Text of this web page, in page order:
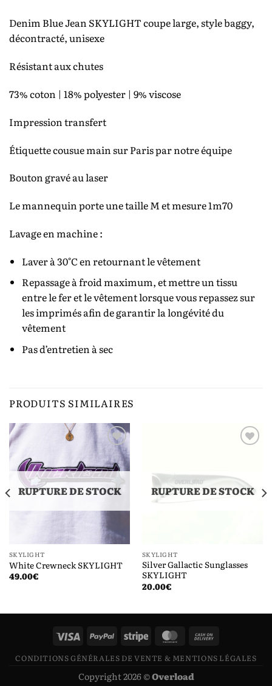
Denim Blue Jean SKYLIGHT coupe large, style baggy,
décontracté, unisexe
Résistant aux chutes
73% coton | 18% polyester | 9% viscose
Impression transfert
Étiquette cousue main sur Paris par notre équipe
Bouton gravé au laser
Le mannequin porte une taille M et mesure 1m70
Lavage en machine :
Laver à 30°C en retournant le vêtement
Repassage à froid maximum, et mettre un tissu
entre le fer et le vêtement lorsque vous repassez sur
les imprimés afin de garantir la longévité du
vêtement
Pas d’entretien à sec
PRODUITS SIMILAIRES
Ajouter
à la liste
de
souhaits
RUPTURE DE STOCK
SKYLIGHT
White Crewneck SKYLIGHT
49.00€
souhaits
RUPTURE DE STOCK
SKYLIGHT
Silver Gallactic Sunglasses
SKYLIGHT
20.00€
CONDITIONS GÉNÉRALES DE VENTE & MENTIONS LÉGALES
Copyright 2026 ©Overload